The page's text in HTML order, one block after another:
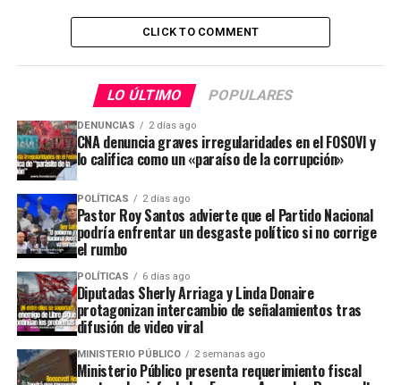
CLICK TO COMMENT
LO ÚLTIMO POPULARES
DENUNCIAS 2 días ago
CNA denuncia graves irregularidades en el FOSOVI y
lo califica como un «paraíso de la corrupción»
POLÍTICAS 2 días ago
Pastor Roy Santos advierte que el Partido Nacional
podría enfrentar un desgaste político si no corrige
el rumbo
POLÍTICAS 6 días ago
Diputadas Sherly Arriaga y Linda Donaire
protagonizan intercambio de señalamientos tras
difusión de video viral
MINISTERIO PÚBLICO 2 semanas ago
Ministerio Público presenta requerimiento fiscal